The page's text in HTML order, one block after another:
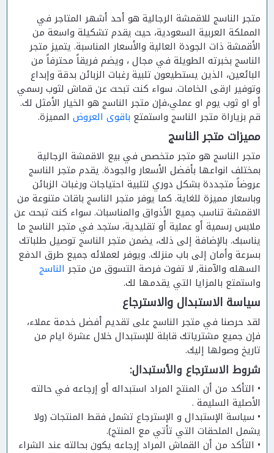
متجر الناسج للاقمشة الرجالية هو أحد أشهر المتاجر في
المملكة العربية السعودية، حيث يقدم تشكيلة واسعة من
الأقمشة ذات الجودة العالية والأسعار المناسبة. يتميز متجر
الناسج بخبرته الطويلة في مجال ، ويضم فريقاً محترفاً من
البائعين، الذين يستطيعون تلبية رغبات الزبائن بدقة وإبداع
وتوفير ارقى الخامات. سواء كنت تبحث عن قماش لثوب رسمي
أو او ثوب يوم او عملي،فإن متجر الناسج هو الخيار الأمثل لك.
قم بزياراة متجر الناسج واستمتع باقوى العروض المميزة.
مميزات متجر الناسج
متجر الناسج هو متجر متخصص في بيع الاقمشة الرجالية
بمختلف انواعها بأفضل الأسعار والجودة. يقدم متجر الناسج
عروضاً متجددة بشكل دوري لتلبية احتياجات ورغبات الزبائن
وباسعار مميزة للغاية. كما يوفر متجر الناسج باقات متنوعة من
الاقمشة تناسب جميع الأذواق والمناسبات. سواء كنت تبحث عن
ملابس رسمية أو عملية أو تقليدية، ستجد في متجر الناسج ما
يناسبك. بالإضافة إلى ذلك، يضمن متجر الناسج توصيل طلباتك
بسرعة وأمان إلى باب منزلك. ويوفر لعملائه جميع طرق الدفع
السهله والآمنة, لا تفوت فرصة التسوق من متجر الناسج
واستمتع بالمزايا التي يقدمها لك.
سياسة الاستبدال والاسترجاع
لقد حرصنا في متجر الناسج على تقديم أفضل خدمة عملاء،
فإن جميع مشترياتك قابلة للإستبدال خلال عشرة ايام من
تاريخ وصولها إليك.
شروط الاسترجاع والأستبدال:
• التأكد من أن المنتج المراد استبداله أو إرجاعه في حالته
الأصلية السليمة .
• سياسة الإستبدال و الإسترجاع تشمل فقط المنتجات (ولا
يشمل الملحقات التي تأتي مع المنتج).
• التأكد من أن القماش المراد إرجاعه يكون بحالته عند الشراء